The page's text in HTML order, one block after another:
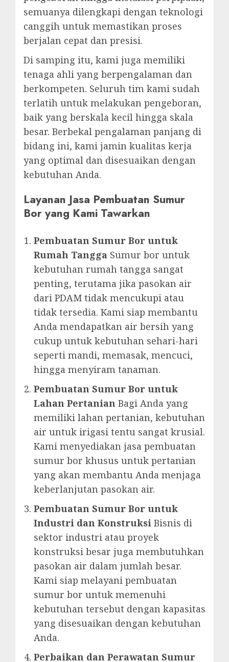
semuanya dilengkapi dengan teknologi
canggih untuk memastikan proses
berjalan cepat dan presisi.
Di samping itu, kami juga memiliki
tenaga ahli yang berpengalaman dan
berkompeten. Seluruh tim kami sudah
terlatih untuk melakukan pengeboran,
baik yang berskala kecil hingga skala
besar. Berbekal pengalaman panjang di
bidang ini, kami jamin kualitas kerja
yang optimal dan disesuaikan dengan
kebutuhan Anda.
Layanan Jasa Pembuatan Sumur
Bor yang Kami Tawarkan
Pembuatan Sumur Bor untuk
Rumah Tangga Sumur bor untuk
kebutuhan rumah tangga sangat
penting, terutama jika pasokan air
dari PDAM tidak mencukupi atau
tidak tersedia. Kami siap membantu
Anda mendapatkan air bersih yang
cukup untuk kebutuhan sehari-hari
seperti mandi, memasak, mencuci,
hingga menyiram tanaman.
Pembuatan Sumur Bor untuk
Lahan Pertanian Bagi Anda yang
memiliki lahan pertanian, kebutuhan
air untuk irigasi tentu sangat krusial.
Kami menyediakan jasa pembuatan
sumur bor khusus untuk pertanian
yang akan membantu Anda menjaga
keberlanjutan pasokan air.
Pembuatan Sumur Bor untuk
Industri dan Konstruksi Bisnis di
sektor industri atau proyek
konstruksi besar juga membutuhkan
pasokan air dalam jumlah besar.
Kami siap melayani pembuatan
sumur bor untuk memenuhi
kebutuhan tersebut dengan kapasitas
yang disesuaikan dengan kebutuhan
Anda.
Perbaikan dan Perawatan Sumur